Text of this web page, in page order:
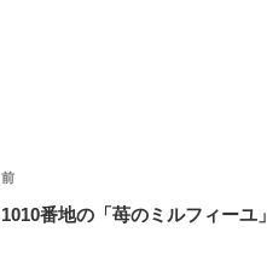
投
稿
前
の
前
1010番地の「苺のミルフィーユ」